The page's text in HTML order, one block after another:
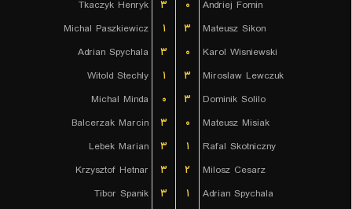
Tkaczyk Henryk
۳ ۰
Andriej Fomin
Michal Paszkiewicz
۱ ۳
Mateusz Sikon
Adrian Spychala
۳ ۰
Karol Wisniewski
Witold Stechly
۱ ۳
Miroslaw Lewczuk
Michal Minda
۰ ۳
Dominik Solilo
Balcerzak Marcin
۳ ۰
Mateusz Misiak
Lebek Marian
۳ ۱
Rafal Skotniczny
Krzysztof Hetnar
۳ ۲
Milosz Cesarz
Tibor Spanik
۳ ۱
Adrian Spychala